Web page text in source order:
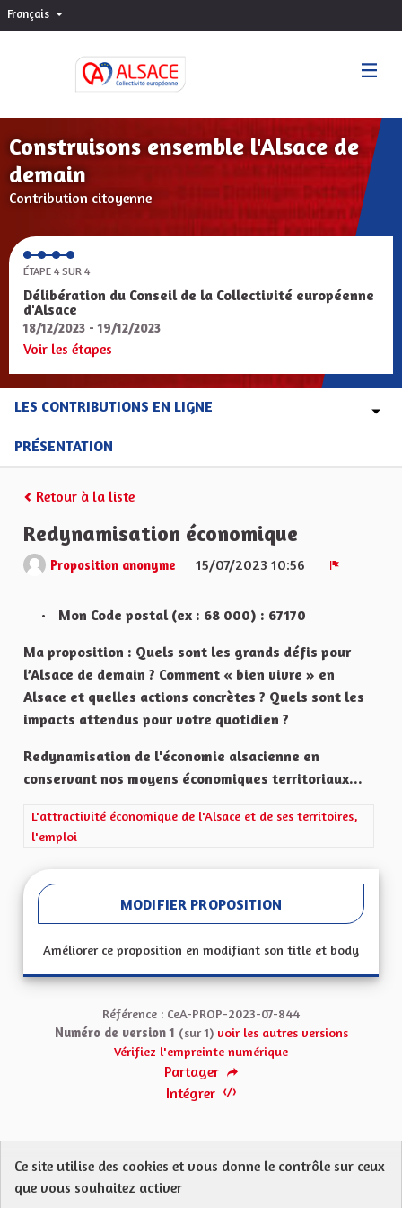
Français Choisir la langue
Construisons ensemble l'Alsace de
demain
Contribution citoyenne
ÉTAPE 4 SUR 4
Délibération du Conseil de la Collectivité européenne
d'Alsace
18/12/2023 - 19/12/2023
Voir les étapes
LES CONTRIBUTIONS EN LIGNE
PRÉSENTATION
Retour à la liste
Redynamisation économique
Proposition anonyme
15/07/2023 10:56
Mon Code postal (ex : 68 000) : 67170
Ma proposition : Quels sont les grands défis pour
l’Alsace de demain ? Comment « bien vivre » en
Alsace et quelles actions concrètes ? Quels sont les
impacts attendus pour votre quotidien ?
Redynamisation de l'économie alsacienne en
conservant nos moyens économiques territoriaux...
Filtrer les résultats de la catégorie : L'attractivité économique
L'attractivité économique de l'Alsace et de ses territoires,
l'emploi
MODIFIER PROPOSITION
Améliorer ce proposition en modifiant son title et body
Référence : CeA-PROP-2023-07-844
Numéro de version 1 (sur 1) voir les autres versions
Vérifiez l'empreinte numérique
Partager
Intégrer
Protection des Données
Ce site utilise des cookies et vous donne le contrôle sur ceux
que vous souhaitez activer